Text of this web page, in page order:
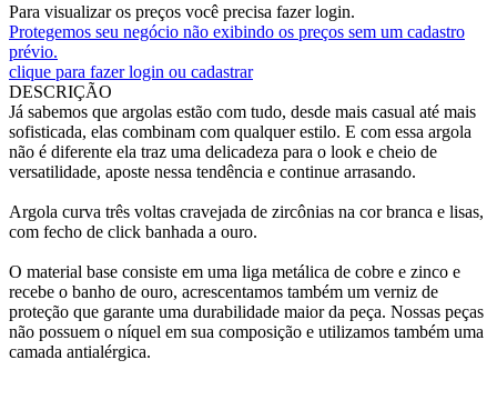
Para visualizar os preços você precisa fazer login.
Protegemos seu negócio não exibindo os preços sem um cadastro
prévio.
clique para fazer login ou cadastrar
DESCRIÇÃO
Já sabemos que argolas estão com tudo, desde mais casual até mais
sofisticada, elas combinam com qualquer estilo. E com essa argola
não é diferente ela traz uma delicadeza para o look e cheio de
versatilidade, aposte nessa tendência e continue arrasando.
Argola curva três voltas cravejada de zircônias na cor branca e lisas,
com fecho de click banhada a ouro.
O material base consiste em uma liga metálica de cobre e zinco e
recebe o banho de ouro, acrescentamos também um verniz de
proteção que garante uma durabilidade maior da peça. Nossas peças
não possuem o níquel em sua composição e utilizamos também uma
camada antialérgica.